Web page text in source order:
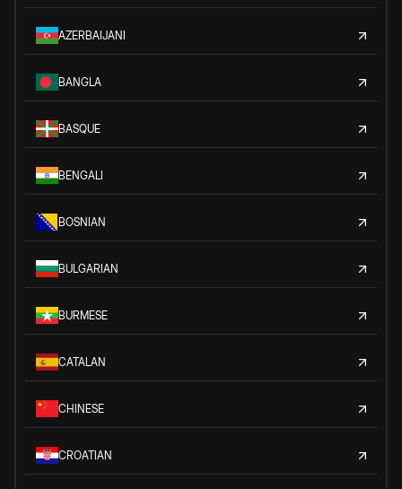
AZERBAIJANI
BANGLA
BASQUE
BENGALI
BOSNIAN
BULGARIAN
BURMESE
CATALAN
CHINESE
CROATIAN